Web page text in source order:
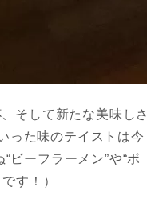
そして新たな美味しさ
った味のテイストは今
ビーフラーメン”や“ボ
す！）